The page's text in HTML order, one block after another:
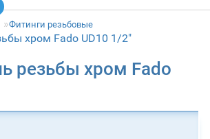
Фитинги резьбовые
хром Fado UD10 1/2"
резьбы хром Fado